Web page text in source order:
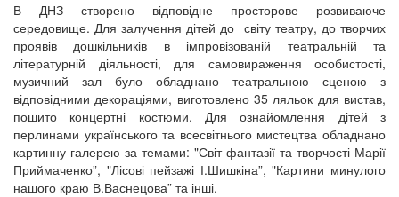
В ДНЗ створено відповідне просторове розвиваюче
середовище. Для залучення дітей до світу театру, до творчих
проявів дошкільників в імпровізованій театральній та
літературній діяльності, для самовираження особистості,
музичний зал було обладнано театральною сценою з
відповідними декораціями, виготовлено 35 ляльок для вистав,
пошито концертні костюми. Для ознайомлення дітей з
перлинами українського та всесвітнього мистецтва обладнано
картинну галерею за темами: "Світ фантазії та творчості Марії
Приймаченко”, "Лісові пейзажі І.Шишкіна”, "Картини минулого
нашого краю В.Васнецова” та інші.